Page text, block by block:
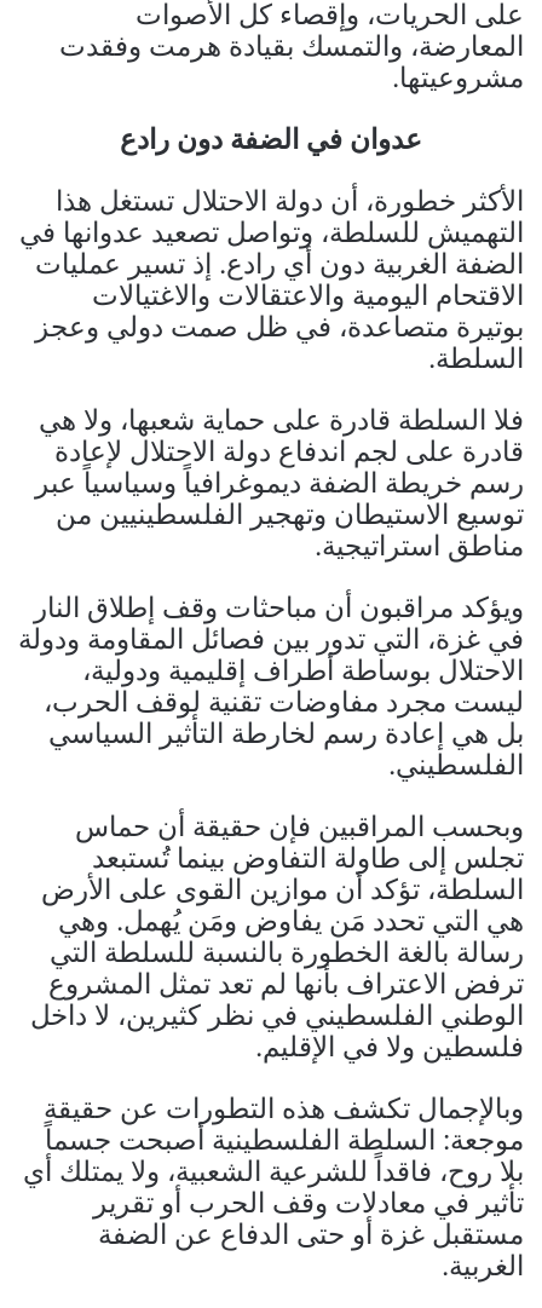
على الحريات، وإقصاء كل الأصوات
المعارضة، والتمسك بقيادة هرمت وفقدت
مشروعيتها.
عدوان في الضفة دون رادع
الأكثر خطورة، أن دولة الاحتلال تستغل هذا
التهميش للسلطة، وتواصل تصعيد عدوانها في
الضفة الغربية دون أي رادع. إذ تسير عمليات
الاقتحام اليومية والاعتقالات والاغتيالات
بوتيرة متصاعدة، في ظل صمت دولي وعجز
السلطة.
فلا السلطة قادرة على حماية شعبها، ولا هي
قادرة على لجم اندفاع دولة الاحتلال لإعادة
رسم خريطة الضفة ديموغرافياً وسياسياً عبر
توسيع الاستيطان وتهجير الفلسطينيين من
مناطق استراتيجية.
ويؤكد مراقبون أن مباحثات وقف إطلاق النار
في غزة، التي تدور بين فصائل المقاومة ودولة
الاحتلال بوساطة أطراف إقليمية ودولية،
ليست مجرد مفاوضات تقنية لوقف الحرب،
بل هي إعادة رسم لخارطة التأثير السياسي
الفلسطيني.
وبحسب المراقبين فإن حقيقة أن حماس
تجلس إلى طاولة التفاوض بينما تُستبعد
السلطة، تؤكد أن موازين القوى على الأرض
هي التي تحدد مَن يفاوض ومَن يُهمل. وهي
رسالة بالغة الخطورة بالنسبة للسلطة التي
ترفض الاعتراف بأنها لم تعد تمثل المشروع
الوطني الفلسطيني في نظر كثيرين، لا داخل
فلسطين ولا في الإقليم.
وبالإجمال تكشف هذه التطورات عن حقيقة
موجعة: السلطة الفلسطينية أصبحت جسماً
بلا روح، فاقداً للشرعية الشعبية، ولا يمتلك أي
تأثير في معادلات وقف الحرب أو تقرير
مستقبل غزة أو حتى الدفاع عن الضفة
الغربية.